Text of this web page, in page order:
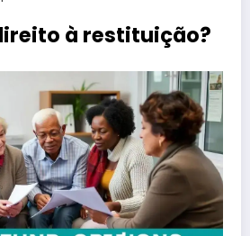
à restituição?